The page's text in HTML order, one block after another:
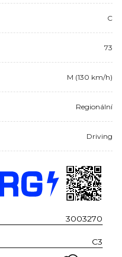
C
73
M (130 km/h)
Regionální
Driving
3003270
C3